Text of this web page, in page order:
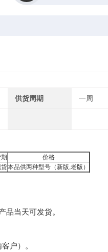
供货周期 一周
价格
货本品供两种型号（新版,老版）
品当天可发货。
户）。